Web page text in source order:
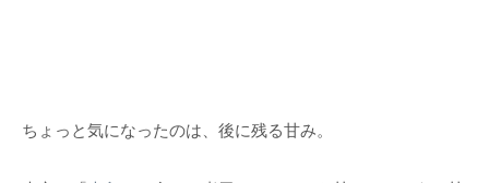
ちょっと気になったのは、後に残る甘み。